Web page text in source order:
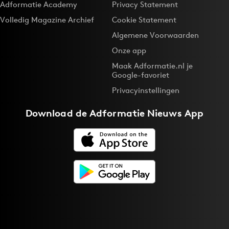
Bureaus
Campagnes
Digital transformation
Adformatie Academy
Volledig Magazine Archief
Privacy Statement
Cookie Statement
Algemene Voorwaarden
Onze app
Maak Adformatie.nl je
Google-favoriet
Privacyinstellingen
Download deAdformatie Nieuws App